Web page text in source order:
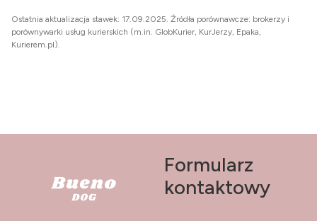
Ostatnia aktualizacja stawek: 17.09.2025. Źródła porównawcze: brokerzy i
porównywarki usług kurierskich (m.in. GlobKurier, KurJerzy, Epaka,
Kurierem.pl).
Formularz
kontaktowy